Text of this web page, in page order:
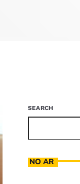
SEARCH
NO AR